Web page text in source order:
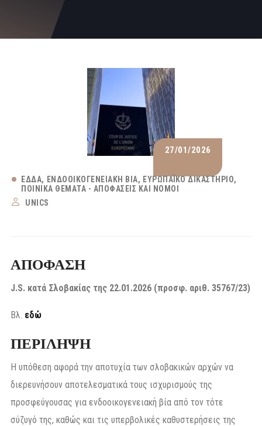
27/01/2026
ΕΔΔΑ ΕΝΔΟΟΙΚΟΓΕΝΕΙΑΚΉ ΒΊΑ
ΕΥΡΩΠΑΪΚΌ ΔΙΚΑΣΤΉΡΙΟ
ΠΟΙΝΙΚΆ ΘΈΜΑΤΑ - ΑΠΟΦΆΣΕΙΣ ΚΑΙ ΝΌΜΟΙ
UNICS
ΑΠΟΦΑΣΗ
J.S. κατά Σλοβακίας της 22.01.2026 (προσφ. αριθ. 35767/23)
Βλ. εδώ
ΠΕΡΙΛΗΨΗ
Η υπόθεση αφορά την αποτυχία των σλοβακικών αρχών να
διερευνήσουν αποτελεσματικά τους ισχυρισμούς της
προσφεύγουσας για ενδοοικογενειακή βία από τον τότε
σύζυγό της, καθώς και τις υπερβολικές καθυστερήσεις της